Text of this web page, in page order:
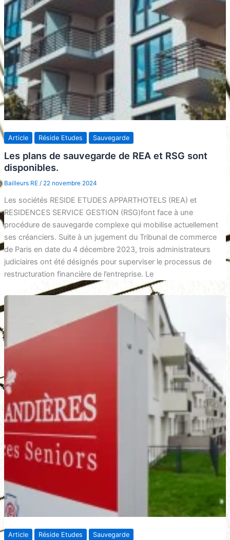
Article Réside Etudes Sauvegarde
Les plans de sauvegarde de REA et RSG sont
disponibles.
Bailleurs RE / 22 novembre 2024
Les sociétés RESIDE ETUDES APPARTHOTELS (REA) et
RESIDENCES SERVICE GESTION (RSG)font face à une
procédure de sauvegarde complexe qui mobilise actuellement
ses créanciers. Suite à un jugement du Tribunal de commerce
de Paris en date du 4 décembre 2023, trois administrateurs
judiciaires ont été désignés pour superviser le processus de
restructuration financière de l’entreprise. Le
Article Réside Etudes Sauvegarde